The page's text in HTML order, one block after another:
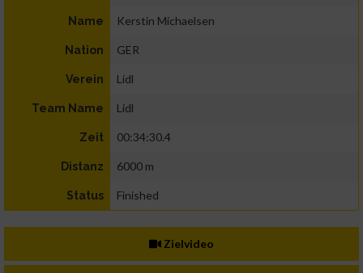
Name Kerstin Michaelsen
Nation GER
Verein Lidl
Team Name Lidl
Zeit 00:34:30.4
Distanz 6000 m
Status Finished
Zielvideo